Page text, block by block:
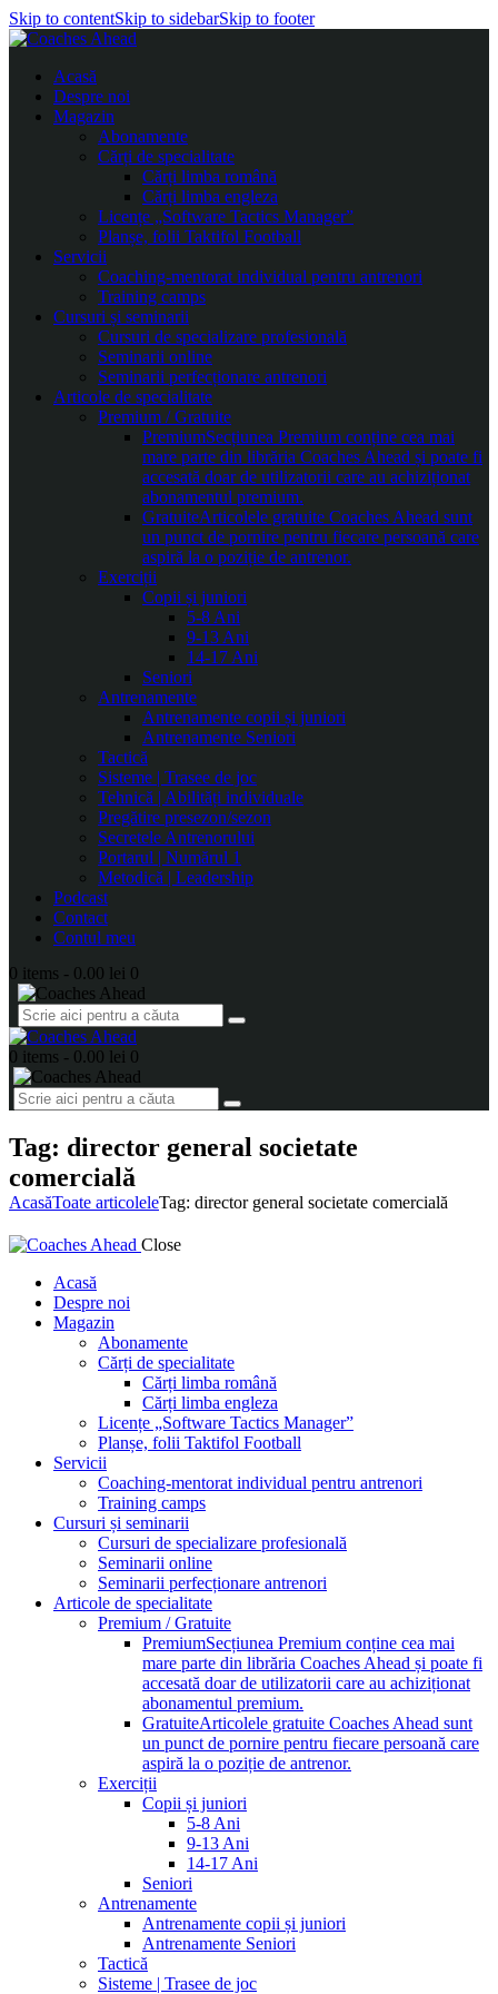
Skip to contentSkip to sidebarSkip to footer
Acasă
Despre noi
Magazin
Abonamente
Cărți de specialitate
Cărți limba română
Cărți limba engleza
Licențe „Software Tactics Manager”
Planșe, folii Taktifol Football
Servicii
Coaching-mentorat individual pentru antrenori
Training camps
Cursuri și seminarii
Cursuri de specializare profesională
Seminarii online
Seminarii perfecționare antrenori
Articole de specialitate
Premium / Gratuite
PremiumSecțiunea Premium conține cea mai
mare parte din librăria Coaches Ahead și poate fi
accesată doar de utilizatorii care au achiziționat
abonamentul premium.
GratuiteArticolele gratuite Coaches Ahead sunt
un punct de pornire pentru fiecare persoană care
aspiră la o poziție de antrenor.
Exerciții
Copii și juniori
5-8 Ani
9-13 Ani
14-17 Ani
Seniori
Antrenamente
Antrenamente copii și juniori
Antrenamente Seniori
Tactică
Sisteme | Trasee de joc
Tehnică | Abilități individuale
Pregătire presezon/sezon
Secretele Antrenorului
Portarul | Numărul 1
Metodică | Leadership
Podcast
Contact
Contul meu
0 items - 0.00 lei 0
0 items - 0.00 lei 0
Tag: director general societate
comercială
AcasăToate articoleleTag: director general societate comercială
Close
Acasă
Despre noi
Magazin
Abonamente
Cărți de specialitate
Cărți limba română
Cărți limba engleza
Licențe „Software Tactics Manager”
Planșe, folii Taktifol Football
Servicii
Coaching-mentorat individual pentru antrenori
Training camps
Cursuri și seminarii
Cursuri de specializare profesională
Seminarii online
Seminarii perfecționare antrenori
Articole de specialitate
Premium / Gratuite
PremiumSecțiunea Premium conține cea mai
mare parte din librăria Coaches Ahead și poate fi
accesată doar de utilizatorii care au achiziționat
abonamentul premium.
GratuiteArticolele gratuite Coaches Ahead sunt
un punct de pornire pentru fiecare persoană care
aspiră la o poziție de antrenor.
Exerciții
Copii și juniori
5-8 Ani
9-13 Ani
14-17 Ani
Seniori
Antrenamente
Antrenamente copii și juniori
Antrenamente Seniori
Tactică
Sisteme | Trasee de joc